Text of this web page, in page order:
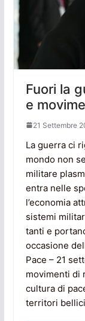
Fuori la
e
21 Settembre
La guerra ci
mondo non
militare
entra nelle
l’economia
sistemi
tanti e
occasione
Pace – 21
movimenti di
cultura di
territori